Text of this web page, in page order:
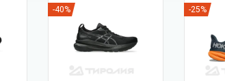
-40% -25%